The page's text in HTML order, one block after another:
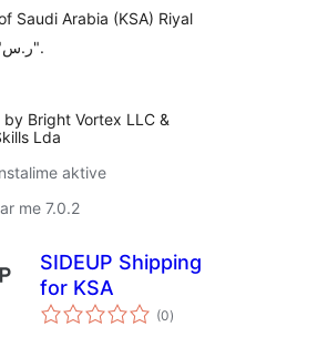
Saudi Arabia (KSA) Riyal
(SAR) as "ر.س".
Bright Vortex LLC &
Lda
aktive
me 7.0.2
SIDEUP Shipping
for KSA
(0vlerësime
gjithsej
)